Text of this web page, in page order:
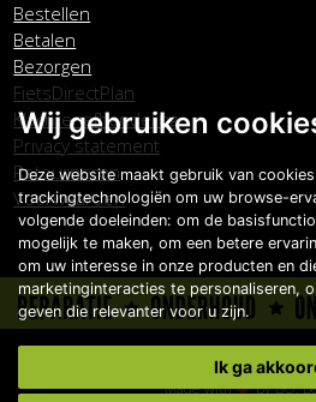
Bestellen
Betalen
Bezorgen
FietsDirectPlan
Klachtenafhandeling
Privacy statement
Retourneren
Voorwaarden
Copyright © Carlo Boonstra de
Made with
byBO.
Wij gebruiken
Deze website maakt gebruik van
trackingtechnologiën om uw browse-
volgende doeleinden: om de
mogelijk te maken, om een betere
om uw interesse in onze producten en
marketinginteracties te personaliseren,
geven die relevanter voor u zijn.
Ik ga